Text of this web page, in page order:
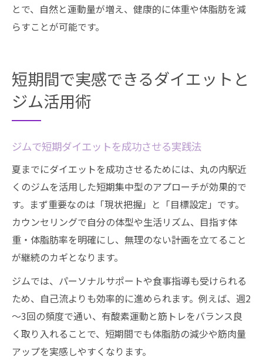
とで、自然と運動量が増え、健康的に体重や体脂肪を減
らすことが可能です。
短期間で実感できるダイエットと
ジム活用術
ジムで短期ダイエットを成功させる実践法
夏までにダイエットを成功させるためには、丸の内駅近
くのジムを活用した短期集中型のアプローチが効果的で
す。まず重要なのは「現状把握」と「目標設定」です。
カウンセリングで自分の体型や生活リズム、目指す体
重・体脂肪率を明確にし、無理のない計画を立てること
が継続のカギとなります。
ジムでは、パーソナルサポートや食事指導も受けられる
ため、自己流よりも効率的に進められます。例えば、週2
～3回の頻度で通い、有酸素運動と筋トレをバランス良
く取り入れることで、短期間でも体脂肪の減少や筋肉量
アップを実感しやすくなります。